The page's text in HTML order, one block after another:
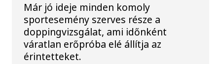
Már jó ideje minden komoly
sportesemény szerves része a
doppingvizsgálat, ami időnként
váratlan erőpróba elé állítja az
érintetteket.